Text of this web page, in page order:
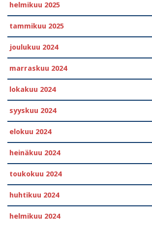
helmikuu 2025
tammikuu 2025
joulukuu 2024
marraskuu 2024
lokakuu 2024
syyskuu 2024
elokuu 2024
heinäkuu 2024
toukokuu 2024
huhtikuu 2024
helmikuu 2024